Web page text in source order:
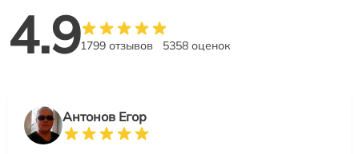
4.91799 отзывов 5358 оценок
Антонов Егор